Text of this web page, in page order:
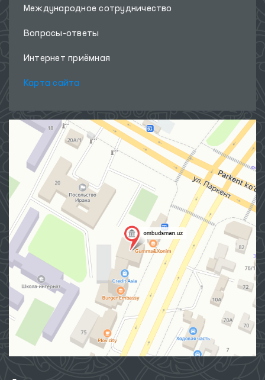
Международное сотрудничество
Вопросы-ответы
Интернет приёмная
Карта сайта